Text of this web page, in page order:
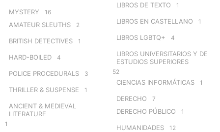
MYSTERY 16
AMATEUR SLEUTHS 2
BRITISH DETECTIVES 1
HARD-BOILED 4
POLICE PROCEDURALS 3
THRILLER & SUSPENSE 1
ANCIENT & MEDIEVAL
LITERATURE
1
LIBROS DE TEXTO 1
LIBROS EN CASTELLANO 1
LIBROS LGBTQ+ 4
LIBROS UNIVERSITARIOS Y DE
ESTUDIOS SUPERIORES
52
CIENCIAS INFORMÁTICAS 1
DERECHO 7
DERECHO PÚBLICO 1
HUMANIDADES 12